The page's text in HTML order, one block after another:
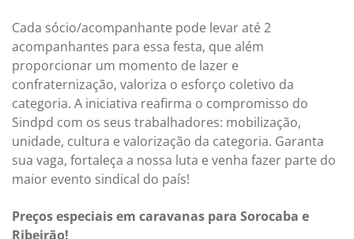
Cada sócio/acompanhante pode levar até 2
acompanhantes para essa festa, que além
proporcionar um momento de lazer e
confraternização, valoriza o esforço coletivo da
categoria. A iniciativa reafirma o compromisso do
Sindpd com os seus trabalhadores: mobilização,
unidade, cultura e valorização da categoria. Garanta
sua vaga, fortaleça a nossa luta e venha fazer parte do
maior evento sindical do país!
Preços especiais em caravanas para Sorocaba e
Ribeirão!